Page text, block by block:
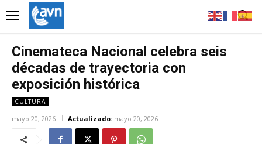
Cinemateca Nacional celebra seis
décadas de trayectoria con
exposición histórica
CULTURA
mayo 20, 2026 Actualizado: mayo 20, 2026